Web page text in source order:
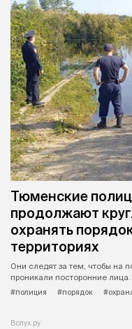
Тюменские
продолжают
охранять
территориях
Они следят за тем, чтобы на
проникали посторонние лица.
#полиция
#порядок
Вслух.ру